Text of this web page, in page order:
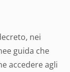
nei
guida che
accedere agli